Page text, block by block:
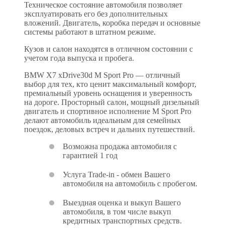
Техническое состояние автомобиля позволяет
эксплуатировать его без дополнительных
вложений. Двигатель, коробка передач и основные
системы работают в штатном режиме.
Кузов и салон находятся в отличном состоянии с
учетом года выпуска и пробега.
BMW X7 xDrive30d M Sport Pro — отличный
выбор для тех, кто ценит максимальный комфорт,
премиальный уровень оснащения и уверенность
на дороге. Просторный салон, мощный дизельный
двигатель и спортивное исполнение M Sport Pro
делают автомобиль идеальным для семейных
поездок, деловых встреч и дальних путешествий.
Возможна продажа автомобиля с
гарантией 1 год
Услуга Trade-in - обмен Вашего
автомобиля на автомобиль с пробегом.
Выездная оценка и выкуп Вашего
автомобиля, в том числе выкуп
кредитных транспортных средств.